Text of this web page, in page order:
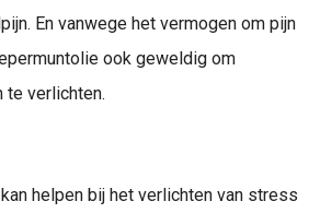
En vanwege het vermogen om pijn
ook geweldig om
te verlichten.
helpen bij het verlichten van stress